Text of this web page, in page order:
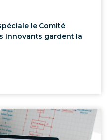
le Comité
innovants gardent la